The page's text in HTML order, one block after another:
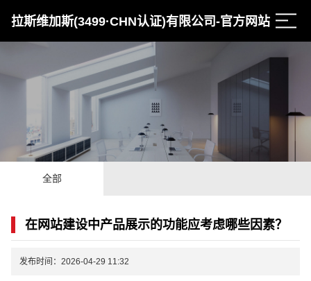
拉斯维加斯(3499·CHN认证)有限公司-官方网站
全部
在网站建设中产品展示的功能应考虑哪些因素？
发布时间：2026-04-29 11:32